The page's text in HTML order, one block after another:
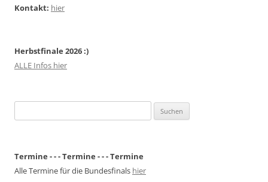
Kontakt: hier
Herbstfinale 2026 :)
ALLE Infos hier
nach:
Termine - - - Termine - - - Termine
Alle Termine für die Bundesfinals hier